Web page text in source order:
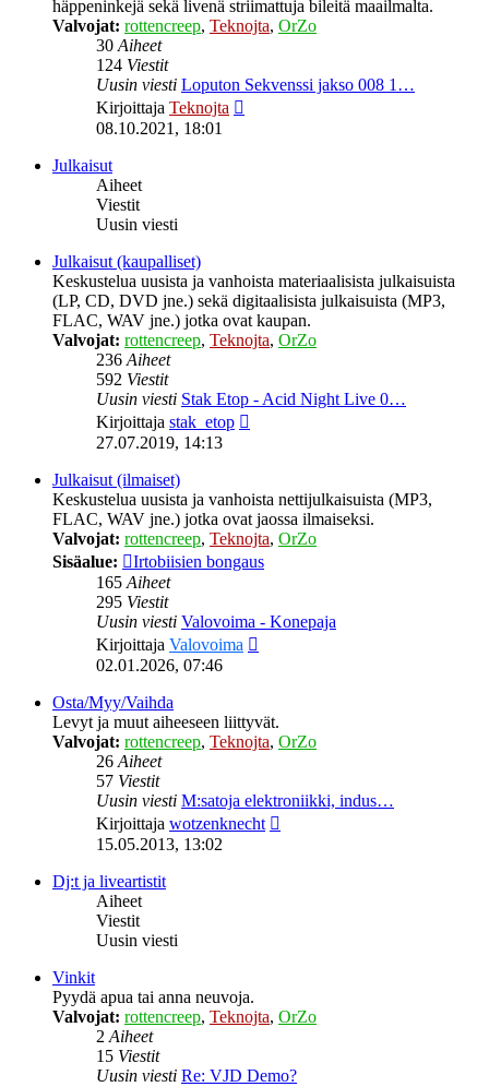
häppeninkejä sekä livenä striimattuja bileitä maailmalta.
Valvojat: rottencreep, Teknojta, OrZo
30Aiheet
124 Viestit
Uusin viesti Loputon Sekvenssi jakso 008 1…
Kirjoittaja Teknojta
08.10.2021, 18:01
Julkaisut
Aiheet
Viestit
Uusin viesti
Julkaisut (kaupalliset)
Keskustelua uusista ja vanhoista materiaalisista julkaisuista
(LP, CD, DVD jne.) sekä digitaalisista julkaisuista (MP3,
FLAC, WAV jne.) jotka ovat kaupan.
Valvojat: rottencreep, Teknojta, OrZo
236Aiheet
592 Viestit
Uusin viesti Stak Etop - Acid Night Live 0…
Kirjoittaja stak_etop
27.07.2019, 14:13
Julkaisut (ilmaiset)
Keskustelua uusista ja vanhoista nettijulkaisuista (MP3,
FLAC, WAV jne.) jotka ovat jaossa ilmaiseksi.
Valvojat: rottencreep, Teknojta, OrZo
Sisäalue:
Irtobiisien bongaus
165Aiheet
295 Viestit
Uusin viesti Valovoima - Konepaja
Kirjoittaja Valovoima
02.01.2026, 07:46
Osta/Myy/Vaihda
Levyt ja muut aiheeseen liittyvät.
Valvojat: rottencreep, Teknojta, OrZo
26Aiheet
57 Viestit
Uusin viesti M:satoja elektroniikki, indus…
Kirjoittaja wotzenknecht
15.05.2013, 13:02
Dj:t ja liveartistit
Aiheet
Viestit
Uusin viesti
Vinkit
Pyydä apua tai anna neuvoja.
Valvojat: rottencreep, Teknojta, OrZo
2Aiheet
15 Viestit
Uusin viesti Re: VJD Demo?